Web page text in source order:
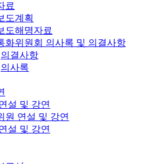
료
도계획
도해명자료
화위원회 의사록 및 의결사항
의결사항
의사록
설 및 강연
원 연설 및 강연
설 및 강연